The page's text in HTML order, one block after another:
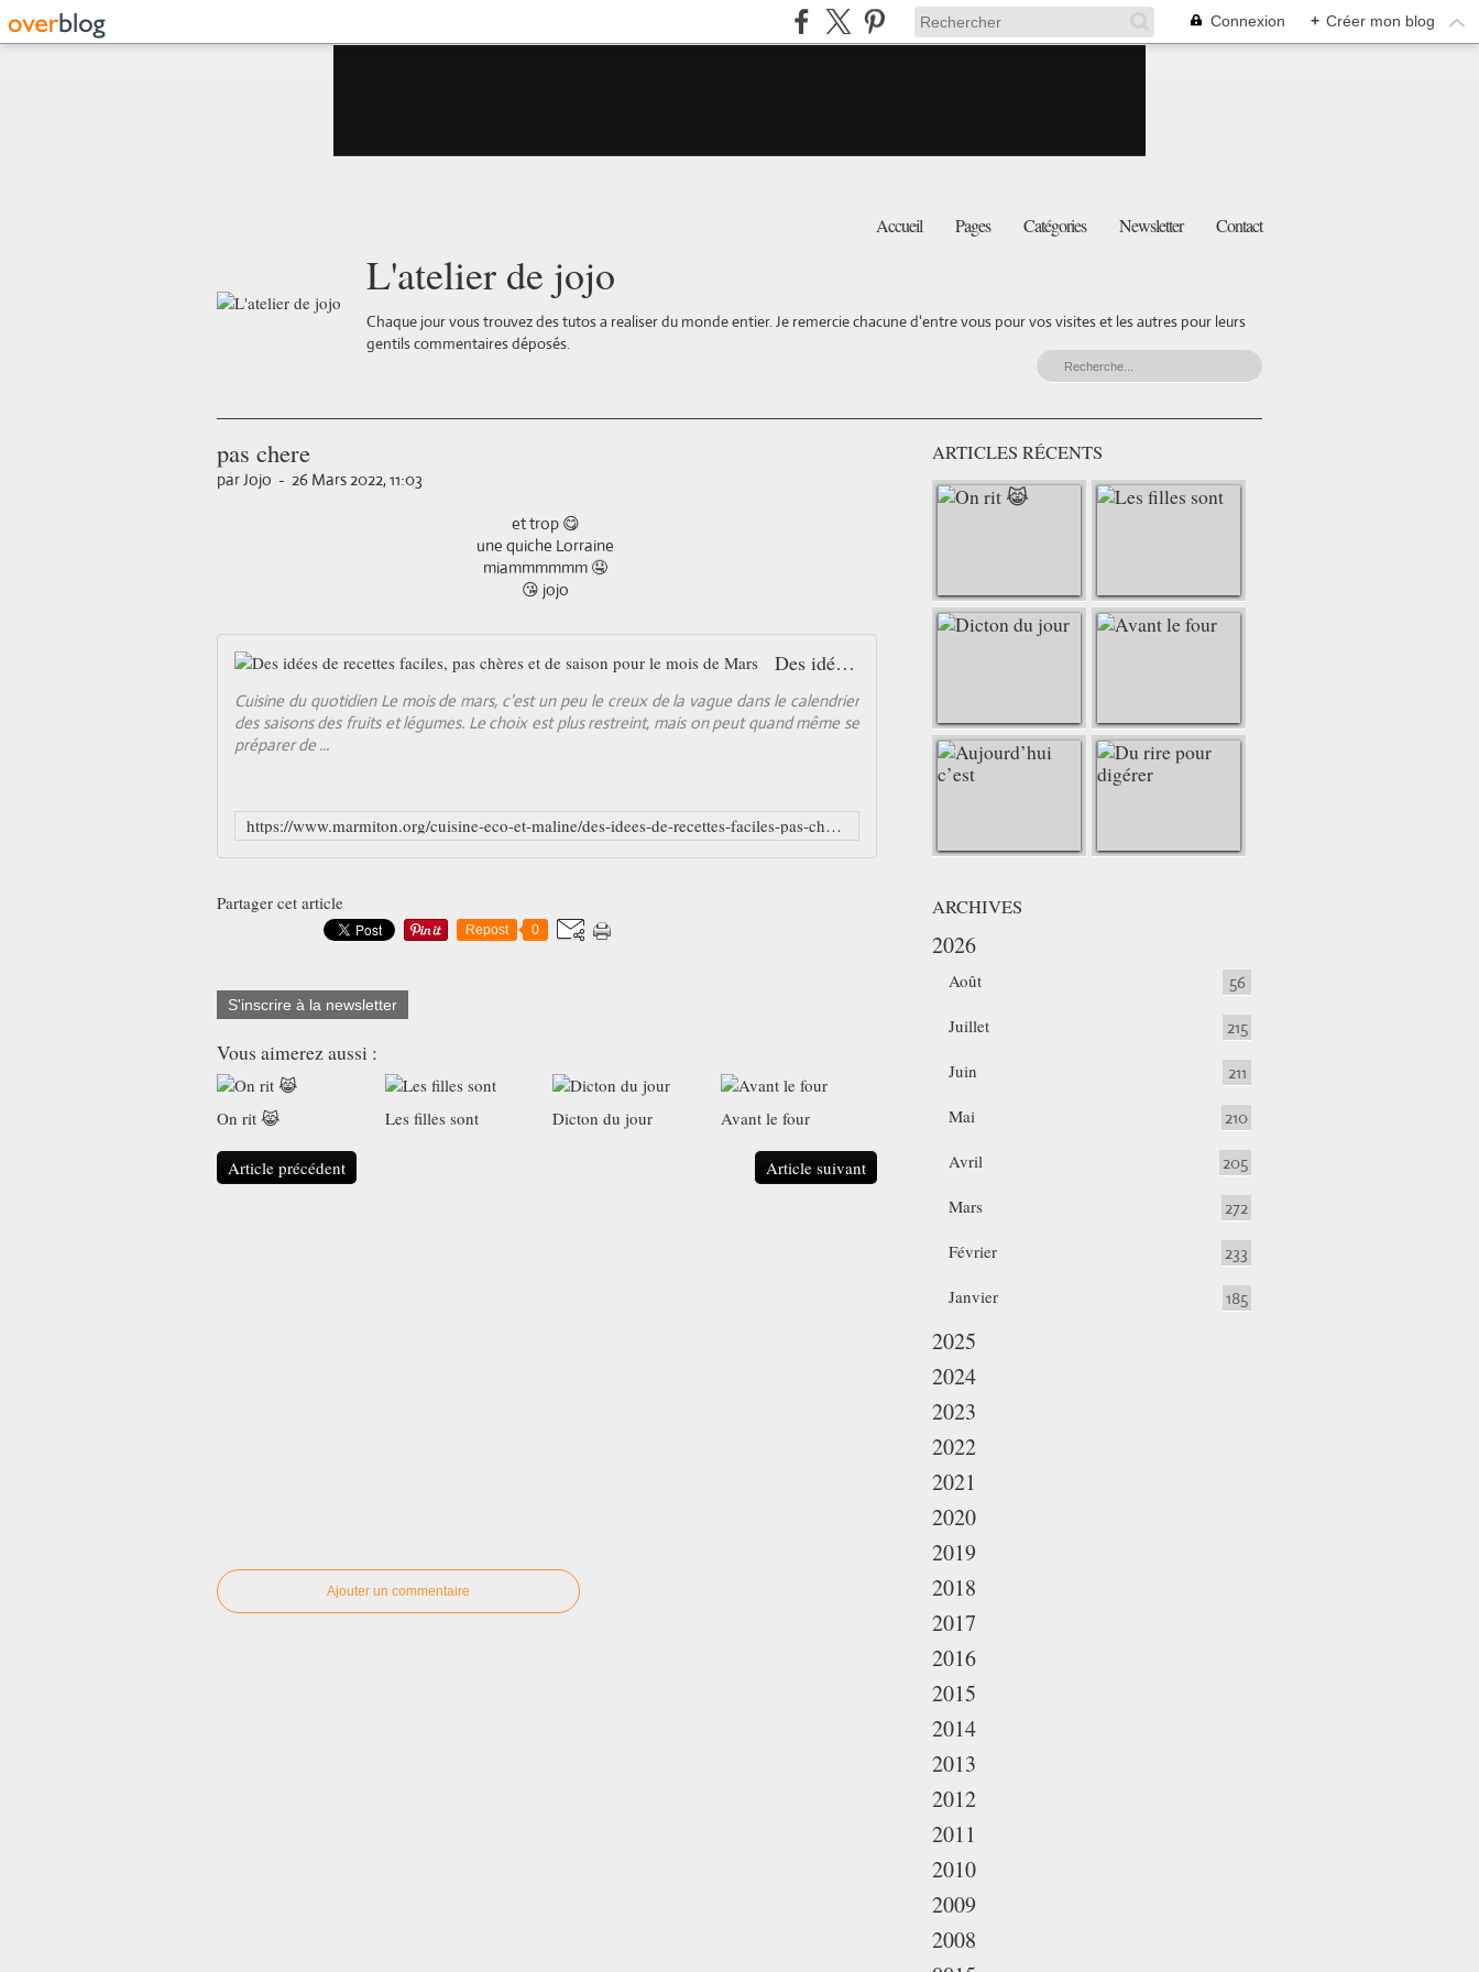
Connexion + Créer mon blog
Accueil Pages Catégories Newsletter Contact
L'atelier de jojo
Chaque jour vous trouvez des tutos a realiser du monde entier. Je remercie chacune d'entre vous pour vos visites et les autres pour leurs
gentils commentaires déposés.
pas chere
par Jojo - 26 Mars 2022, 11:03
et trop 😋
une quiche Lorraine
miammmmmm 🤤
😘 jojo
Des idées de recettes faciles, pas chères et de saison pour le mois de Mars
Cuisine du quotidien Le mois de mars, c'est un peu le creux de la vague dans le calendrier
des saisons des fruits et légumes. Le choix est plus restreint, mais on peut quand même se
préparer de ...
https://www.marmiton.org/cuisine-eco-et-maline/des-idees-de-recettes-faciles-pas-cheres-et-de-saison-pour-le-mois-de-mars-s4037391.html
Partager cet article
Repost 0
S'inscrire à la newsletter
Vous aimerez aussi :
On rit 😹 Les filles sont Dicton du jour Avant le four
Article précédent Article suivant
Ajouter un commentaire
ARTICLES RÉCENTS
ARCHIVES
2026
Août 56
Juillet 215
Juin 211
Mai 210
Avril 205
Mars 272
Février 233
Janvier 185
2025
2024
2023
2022
2021
2020
2019
2018
2017
2016
2015
2014
2013
2012
2011
2010
2009
2008